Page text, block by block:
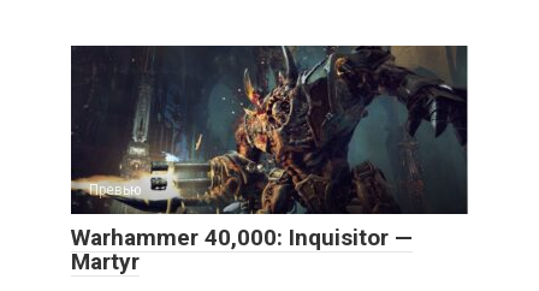
Превью
Warhammer 40,000: Inquisitor —
Martyr